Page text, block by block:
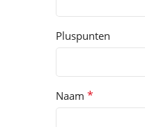
Pluspunten
Naam *